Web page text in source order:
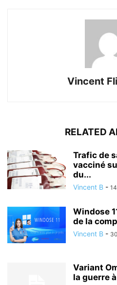
Vincent
RELATED
Trafic de
vacciné
du...
Vincent B -
Windose
de la
Vincent B -
Variant
la guerre